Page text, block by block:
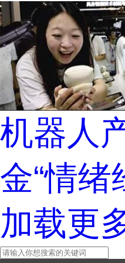
机器人
金“情绪
加载更